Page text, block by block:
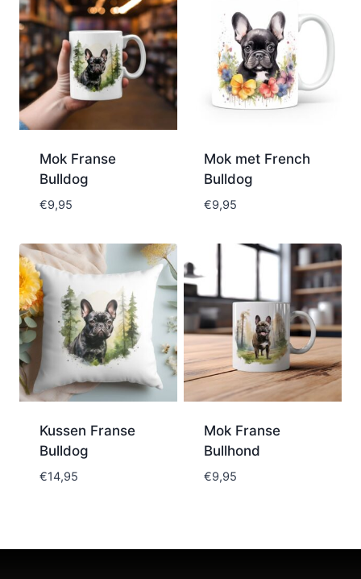
Mok Franse
Bulldog
€9,95
Mok met French
Bulldog
€9,95
Kussen Franse
Bulldog
€14,95
Mok Franse
Bullhond
€9,95